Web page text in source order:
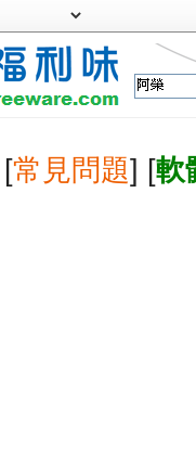
[常見問題] [軟